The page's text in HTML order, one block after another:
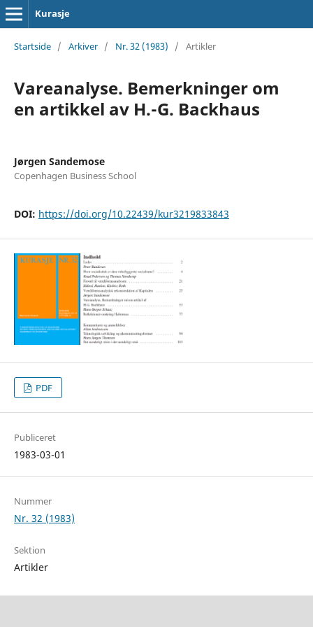
Kurasje
Startside / Arkiver / Nr. 32 (1983) / Artikler
Vareanalyse. Bemerkninger om
en artikkel av H.-G. Backhaus
Jørgen Sandemose
Copenhagen Business School
DOI: https://doi.org/10.22439/kur3219833843
PDF
Publiceret
1983-03-01
Nummer
Nr. 32 (1983)
Sektion
Artikler